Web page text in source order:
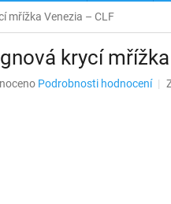
mřížka Venezia – CLF
krycí
Podrobnosti hodnocení